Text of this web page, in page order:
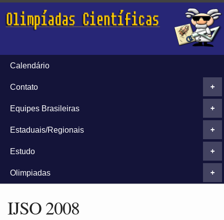
Calendário
+
Contato
+
Equipes Brasileiras
+
Estaduais/Regionais
+
Estudo
+
Olimpiadas
IJSO 2008